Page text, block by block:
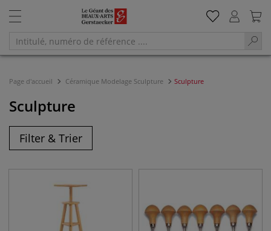
Page d'accueil Céramique Modelage Sculpture Sculpture
Sculpture
Filter & Trier